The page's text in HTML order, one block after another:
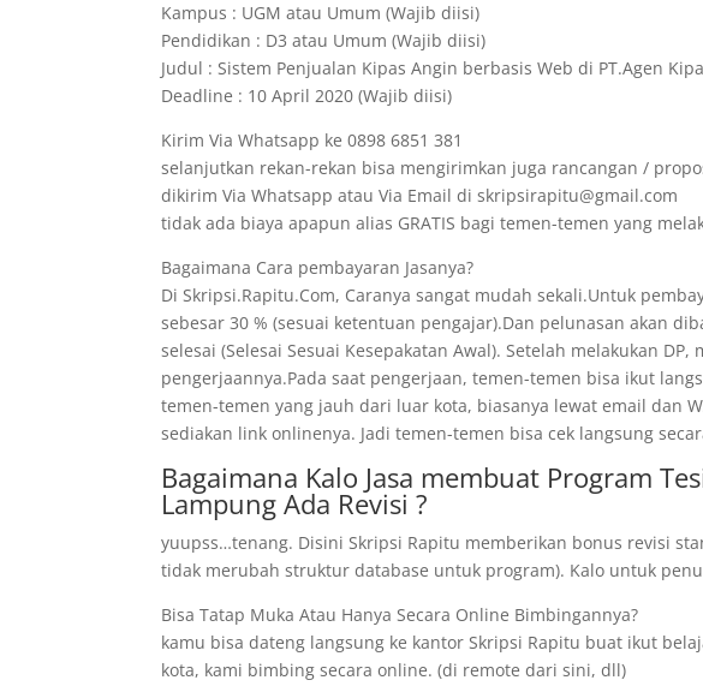
Kampus : UGM atau Umum (Wajib diisi)
Pendidikan : D3 atau Umum (Wajib diisi)
Judul : Sistem Penjualan Kipas Angin berbasis Web di PT.Agen
Deadline : 10 April 2020 (Wajib diisi)
Kirim Via Whatsapp ke 0898 6851 381
selanjutkan rekan-rekan bisa mengirimkan juga rancangan /
dikirim Via Whatsapp atau Via Email di skripsirapitu@gmail.com
tidak ada biaya apapun alias GRATIS bagi temen-temen yang
Bagaimana Cara pembayaran Jasanya?
Di Skripsi.Rapitu.Com, Caranya sangat mudah sekali.Untuk
sebesar 30 % (sesuai ketentuan pengajar).Dan pelunasan akan
selesai (Selesai Sesuai Kesepakatan Awal). Setelah melakukan
pengerjaannya.Pada saat pengerjaan, temen-temen bisa ikut
temen-temen yang jauh dari luar kota, biasanya lewat email dan
sediakan link onlinenya. Jadi temen-temen bisa cek langsung
Bagaimana Kalo Jasa membuat Program
Lampung Ada Revisi ?
yuupss…tenang. Disini Skripsi Rapitu memberikan bonus revisi
tidak merubah struktur database untuk program). Kalo untuk
Bisa Tatap Muka Atau Hanya Secara Online Bimbingannya?
kamu bisa dateng langsung ke kantor Skripsi Rapitu buat ikut
kota, kami bimbing secara online. (di remote dari sini, dll)